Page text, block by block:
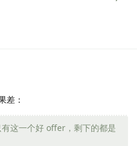
差：
这一个好 offer，剩下的都是